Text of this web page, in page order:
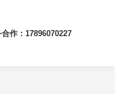
作：17896070227